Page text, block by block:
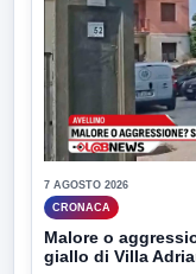
7 AGOSTO 2026
CRONACA
Malore o
giallo di Villa